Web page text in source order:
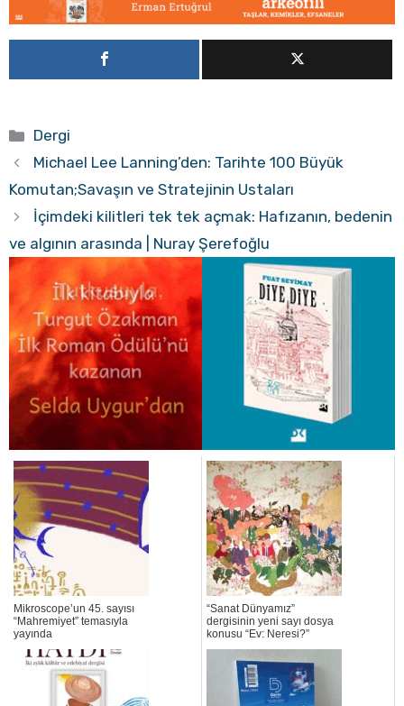
Kategoriler
Dergi
Michael Lee Lanning’den: Tarihte 100 Büyük
Komutan;Savaşın ve Stratejinin Ustaları
İçimdeki kilitleri tek tek açmak: Hafızanın, bedenin
ve algının arasında | Nuray Şerefoğlu
Mikroscope’un 45. sayısı
“Mahremiyet” temasıyla
yayında
“Sanat Dünyamız”
dergisinin yeni sayı dosya
konusu “Ev: Neresi?”